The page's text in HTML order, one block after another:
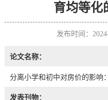
育均等化
发布时间：
论文名称：
分离小学和初中对房价的影响
发表刊物：